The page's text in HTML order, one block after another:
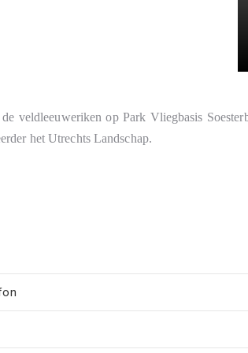
veldleeuweriken op Park Vliegbasis
het Utrechts Landschap.